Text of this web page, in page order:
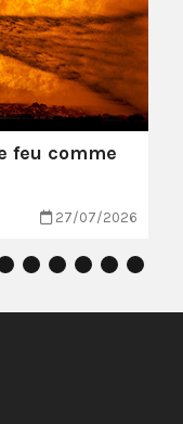
feu comme
27/07/2026